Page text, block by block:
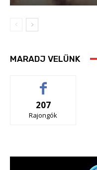
MARADJ VELÜNK
207
Rajongók